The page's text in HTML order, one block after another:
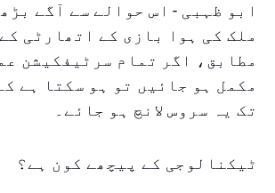
ابو ظہبی - اس حوالے سے آگے بڑھ
ملک کی ہوا بازی کے اتھارٹی
مطابق، اگر تمام سرٹیفکیشن
مکمل ہو جائیں تو ہو سکتا ہے
تک یہ سروس لانچ ہو جائے۔
ٹیکنالوجی کے پیچھے کون ہے؟